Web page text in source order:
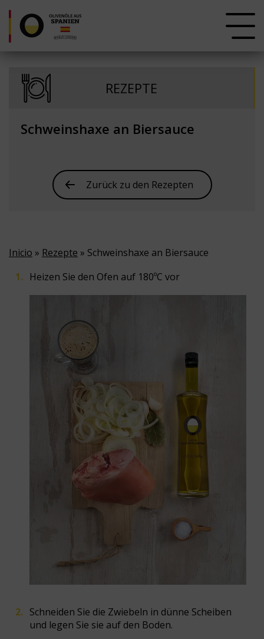
REZEPTE
Schweinshaxe an Biersauce
Zurück zu den Rezepten
Inicio » Rezepte » Schweinshaxe an Biersauce
Heizen Sie den Ofen auf 180ºC vor
Schneiden Sie die Zwiebeln in dünne Scheiben
und legen Sie sie auf den Boden.